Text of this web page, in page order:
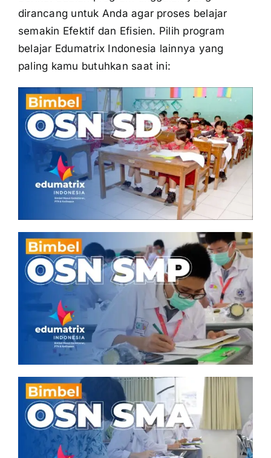
dirancang untuk Anda agar proses belajar
semakin Efektif dan Efisien. Pilih program
belajar Edumatrix Indonesia lainnya yang
paling kamu butuhkan saat ini: